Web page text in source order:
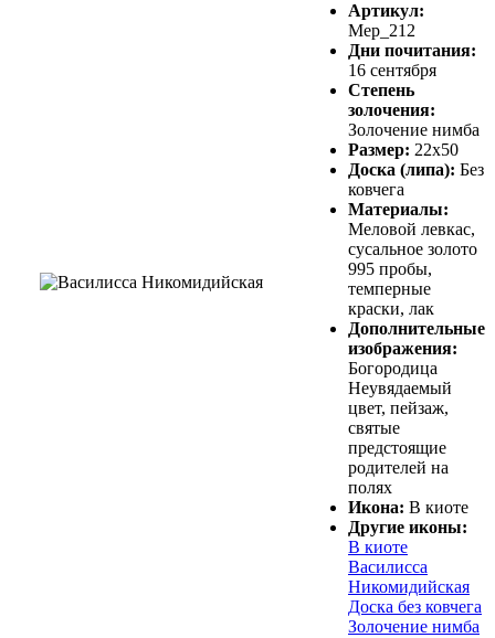
Артикул:
Мер_212
Дни почитания:
16 сентября
Степень
золочения:
Золочение нимба
Размер: 22х50
Доска (липа): Без
ковчега
Материалы:
Меловой левкас,
сусальное золото
995 пробы,
темперные
краски, лак
Дополнительные
изображения:
Богородица
Неувядаемый
цвет, пейзаж,
святые
предстоящие
родителей на
полях
Икона: В киоте
Другие иконы:
В киоте
Василисса
Никомидийская
Доска без ковчега
Золочение нимба